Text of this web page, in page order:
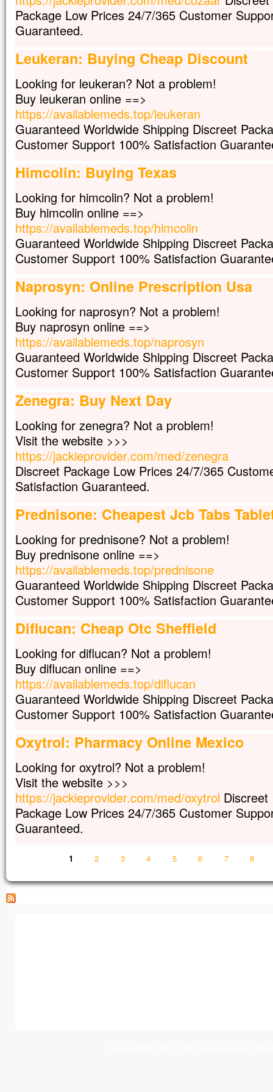
En descendant de la montagne,
Jésus leur donna cet ordre :
soit ressuscité d’entre les morts. »
Package Low Prices 24/7/365 Customer
Guaranteed.
Leukeran: Buying Cheap Discount
Looking for leukeran? Not a problem!
Buy leukeran online ==>
https://availablemeds.top/leukeran
Guaranteed Worldwide Shipping Discreet
Customer Support 100% Satisfaction
Himcolin: Buying Texas
Looking for himcolin? Not a problem!
Buy himcolin online ==>
https://availablemeds.top/himcolin
Guaranteed Worldwide Shipping Discreet
Customer Support 100% Satisfaction
Naprosyn: Online Prescription Usa
Looking for naprosyn? Not a problem!
Buy naprosyn online ==>
https://availablemeds.top/naprosyn
Guaranteed Worldwide Shipping Discreet
Customer Support 100% Satisfaction
Zenegra: Buy Next Day
Looking for zenegra? Not a problem!
Visit the website >>>
https://jackieprovider.com/med/zenegra
Discreet Package Low Prices 24/7/365
Satisfaction Guaranteed.
Prednisone: Cheapest Jcb Tabs
Looking for prednisone? Not a problem!
Buy prednisone online ==>
https://availablemeds.top/prednisone
Guaranteed Worldwide Shipping Discreet
Customer Support 100% Satisfaction
Diflucan: Cheap Otc Sheffield
Looking for diflucan? Not a problem!
Buy diflucan online ==>
https://availablemeds.top/diflucan
Guaranteed Worldwide Shipping Discreet
Customer Support 100% Satisfaction
Oxytrol: Pharmacy Online Mexico
Looking for oxytrol? Not a problem!
Visit the website >>>
https://jackieprovider.com/med/oxytrol Discreet
Package Low Prices 24/7/365 Customer
Guaranteed.
1 2 3 4 5 6 7 8